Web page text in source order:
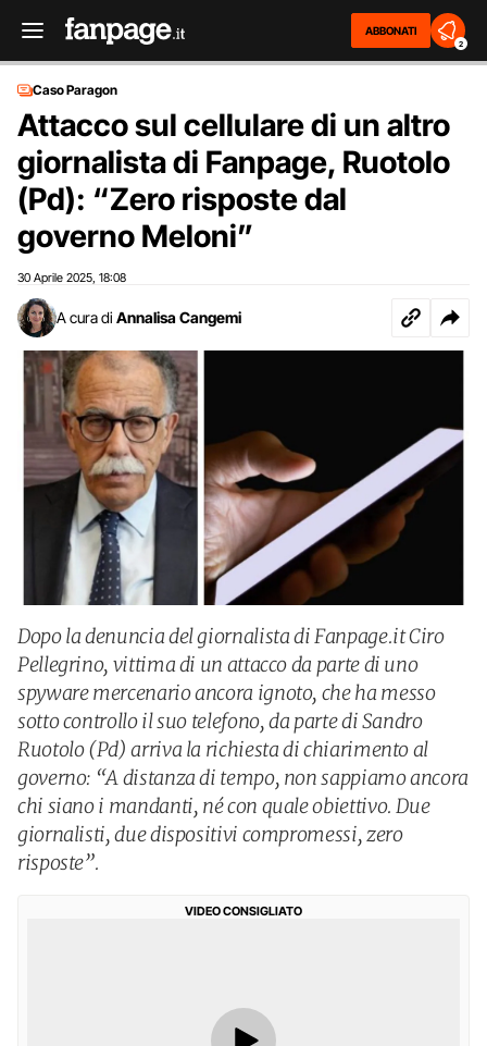
ABBONATI
2
Caso Paragon
Attacco sul cellulare di un altro
giornalista di Fanpage, Ruotolo
(Pd): “Zero risposte dal
governo Meloni”
30 Aprile 2025 18:08
A cura di Annalisa Cangemi
Dopo la denuncia del giornalista di Fanpage.it Ciro
Pellegrino, vittima di un attacco da parte di uno
spyware mercenario ancora ignoto, che ha messo
sotto controllo il suo telefono, da parte di Sandro
Ruotolo (Pd) arriva la richiesta di chiarimento al
governo: “A distanza di tempo, non sappiamo ancora
chi siano i mandanti, né con quale obiettivo. Due
giornalisti, due dispositivi compromessi, zero
risposte”.
VIDEO CONSIGLIATO